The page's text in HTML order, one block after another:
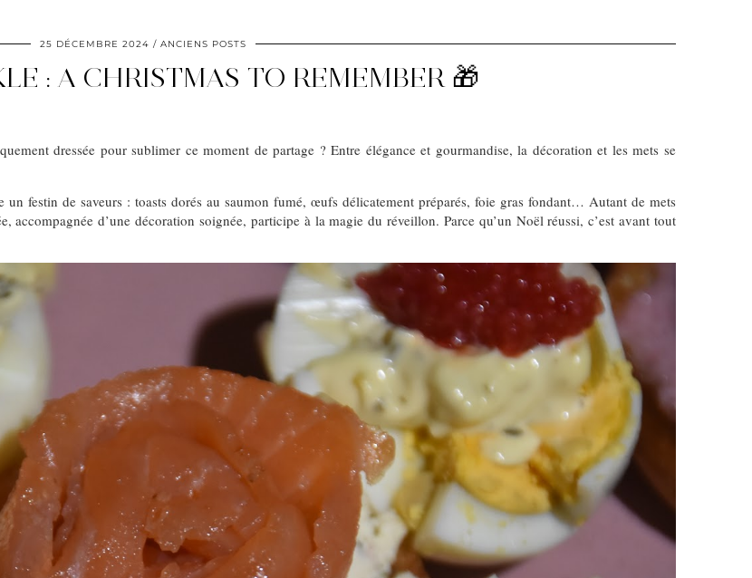
25 DÉCEMBRE 2024 ANCIENS POSTS
: A CHRISTMAS TO REMEMBER 🎁
dressée pour sublimer ce moment de partage ? Entre élégance et gourmandise, la décoration et les mets se
festin de saveurs : toasts dorés au saumon fumé, œufs délicatement préparés, foie gras fondant… Autant de mets
d’une décoration soignée, participe à la magie du réveillon. Parce qu’un Noël réussi, c’est avant tout